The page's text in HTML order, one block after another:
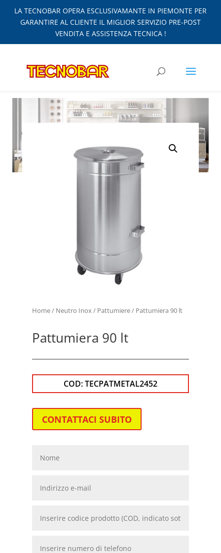
LA TECNOBAR OPERA ESCLUSIVAMANTE IN PIEMONTE PER
GARANTIRE AL CLIENTE IL MIGLIOR SERVIZIO PRE-POST
VENDITA E ASSISTENZA TECNICA !
Home/ Neutro Inox/ Pattumiere/ Pattumiera 90 lt
Pattumiera 90 lt
COD:TECPATMETAL2452
CONTATTACI SUBITO